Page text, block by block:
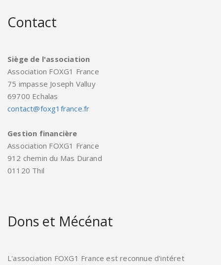
Contact
Siège de l'association
Association FOXG1 France
75 impasse Joseph Valluy
69700 Echalas
contact@foxg1france.fr
Gestion financière
Association FOXG1 France
912 chemin du Mas Durand
01120 Thil
Dons et Mécénat
L'association FOXG1 France est reconnue d'intéret